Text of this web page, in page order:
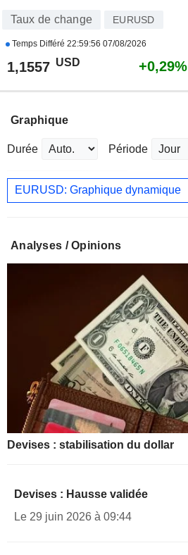
Taux de change EURUSD
Temps Différé 22:59:56 07/08/2026
1,1557 USD +0,29%
Graphique
Durée Période
EURUSD: Graphique dynamique
Analyses / Opinions
Devises : stabilisation du dollar
Devises : Hausse validée
Le 29 juin 2026 à 09:44